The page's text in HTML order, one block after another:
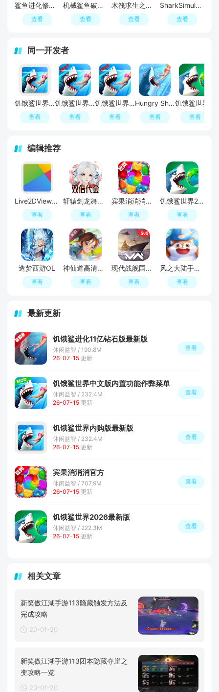
鲨鱼进化修改版免广告版
查看
机械鲨鱼破解版免广告版(Mech Shark.io)
查看
木筏求生之鲨鱼来袭无限金币无限资源版
查看
SharkSimulator(鲨鱼模拟器手机版)
查看
同一开发者
饥饿鲨世界内购版最新版
查看
饥饿鲨世界国际服破解版
查看
饥饿鲨世界无限钻石版免费最新版
查看
Hungry Shark(饥饿鲨进化无限生命中文破解版)
查看 查看
编辑推荐
Live2DViewerEX最新版
查看
轩辕剑龙舞云山0.05折双倍代金
查看
宾果消消消官方
查看
饥饿鲨世界2026最新版
查看
造梦西游OL
查看
神仙道高清重制版手游官方最新版
查看
现代战舰国服手游
查看
风之大陆手游官方正版
查看
最新更新
饥饿鲨进化11亿钻石版最新版
休闲益智 / 190.8M
26-07-15 更新
查看
饥饿鲨世界中文版内置功能作弊菜单
休闲益智 / 232.4M
26-07-15 更新
查看
饥饿鲨世界内购版最新版
休闲益智 / 232.4M
26-07-15 更新
查看
宾果消消消官方
休闲益智 / 707.9M
26-07-15 更新
查看
饥饿鲨世界2026最新版
休闲益智 / 222.3M
26-07-15 更新
查看
相关文章
新笑傲江湖手游113隐藏触发方法及
完成攻略
20-01-20
新笑傲江湖手游113团本隐藏夺崖之
变攻略一览
20-01-20